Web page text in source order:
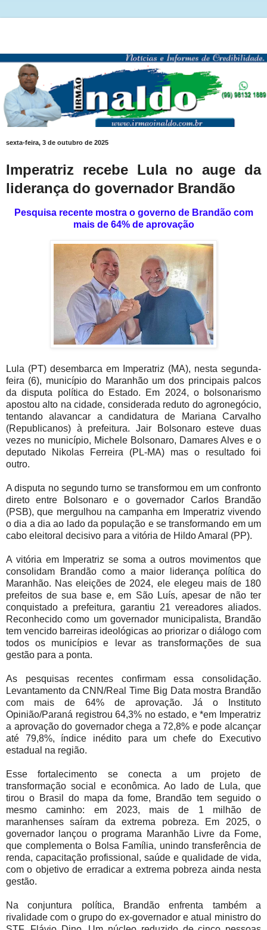
sexta-feira, 3 de outubro de 2025
Imperatriz recebe Lula no auge da
liderança do governador Brandão
Pesquisa recente mostra o governo de Brandão com
mais de 64% de aprovação
Lula (PT) desembarca em Imperatriz (MA), nesta segunda-
feira (6), município do Maranhão um dos principais palcos
da disputa política do Estado. Em 2024, o bolsonarismo
apostou alto na cidade, considerada reduto do agronegócio,
tentando alavancar a candidatura de Mariana Carvalho
(Republicanos) à prefeitura. Jair Bolsonaro esteve duas
vezes no município, Michele Bolsonaro, Damares Alves e o
deputado Nikolas Ferreira (PL-MA) mas o resultado foi
outro.
A disputa no segundo turno se transformou em um confronto
direto entre Bolsonaro e o governador Carlos Brandão
(PSB), que mergulhou na campanha em Imperatriz vivendo
o dia a dia ao lado da população e se transformando em um
cabo eleitoral decisivo para a vitória de Hildo Amaral (PP).
A vitória em Imperatriz se soma a outros movimentos que
consolidam Brandão como a maior liderança política do
Maranhão. Nas eleições de 2024, ele elegeu mais de 180
prefeitos de sua base e, em São Luís, apesar de não ter
conquistado a prefeitura, garantiu 21 vereadores aliados.
Reconhecido como um governador municipalista, Brandão
tem vencido barreiras ideológicas ao priorizar o diálogo com
todos os municípios e levar as transformações de sua
gestão para a ponta.
As pesquisas recentes confirmam essa consolidação.
Levantamento da CNN/Real Time Big Data mostra Brandão
com mais de 64% de aprovação. Já o Instituto
Opinião/Paraná registrou 64,3% no estado, e *em Imperatriz
a aprovação do governador chega a 72,8% e pode alcançar
até 79,8%, índice inédito para um chefe do Executivo
estadual na região.
Esse fortalecimento se conecta a um projeto de
transformação social e econômica. Ao lado de Lula, que
tirou o Brasil do mapa da fome, Brandão tem seguido o
mesmo caminho: em 2023, mais de 1 milhão de
maranhenses saíram da extrema pobreza. Em 2025, o
governador lançou o programa Maranhão Livre da Fome,
que complementa o Bolsa Família, unindo transferência de
renda, capacitação profissional, saúde e qualidade de vida,
com o objetivo de erradicar a extrema pobreza ainda nesta
gestão.
Na conjuntura política, Brandão enfrenta também a
rivalidade com o grupo do ex-governador e atual ministro do